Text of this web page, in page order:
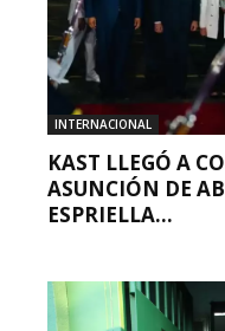
INTERNACIONAL
KAST LLEGÓ A
ASUNCIÓN DE
ESPRIELLA...